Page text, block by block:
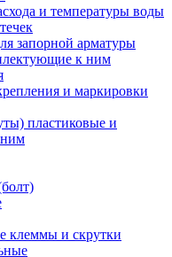
и температуры воды
запорной арматуры
к ним
и маркировки
пластиковые и
клеммы и скрутки